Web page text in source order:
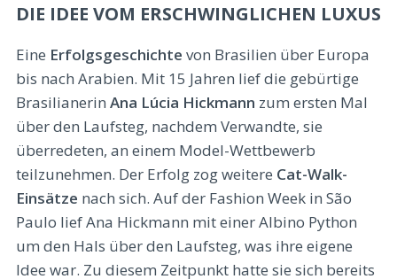
DIE IDEE VOM ERSCHWINGLICHEN LUXUS
Eine Erfolgsgeschichte von Brasilien über Europa
bis nach Arabien. Mit 15 Jahren lief die gebürtige
Brasilianerin Ana Lúcia Hickmann zum ersten Mal
über den Laufsteg, nachdem Verwandte, sie
überredeten, an einem Model-Wettbewerb
teilzunehmen. Der Erfolg zog weitere Cat-Walk-
Einsätze nach sich. Auf der Fashion Week in São
Paulo lief Ana Hickmann mit einer Albino Python
um den Hals über den Laufsteg, was ihre eigene
Idee war. Zu diesem Zeitpunkt hatte sie sich bereits